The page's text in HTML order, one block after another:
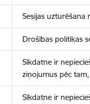
Sesijas uzturēšana
Drošības politikas
Sīkdatne ir
ziņojumus pēc
Sīkdatne ir